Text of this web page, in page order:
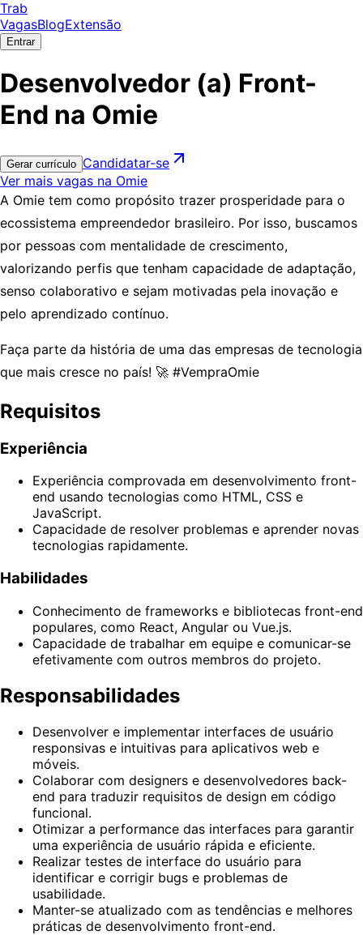
Trab
VagasBlogExtensão
Entrar
Desenvolvedor (a) Front-
End na Omie
Gerar currículo Candidatar-se
Ver mais vagas na Omie
A Omie tem como propósito trazer prosperidade para o
ecossistema empreendedor brasileiro. Por isso, buscamos
por pessoas com mentalidade de crescimento,
valorizando perfis que tenham capacidade de adaptação,
senso colaborativo e sejam motivadas pela inovação e
pelo aprendizado contínuo.
Faça parte da história de uma das empresas de tecnologia
que mais cresce no país! 🚀 #VempraOmie
Requisitos
Experiência
Experiência comprovada em desenvolvimento front-
end usando tecnologias como HTML, CSS e
JavaScript.
Capacidade de resolver problemas e aprender novas
tecnologias rapidamente.
Habilidades
Conhecimento de frameworks e bibliotecas front-end
populares, como React, Angular ou Vue.js.
Capacidade de trabalhar em equipe e comunicar-se
efetivamente com outros membros do projeto.
Responsabilidades
Desenvolver e implementar interfaces de usuário
responsivas e intuitivas para aplicativos web e
móveis.
Colaborar com designers e desenvolvedores back-
end para traduzir requisitos de design em código
funcional.
Otimizar a performance das interfaces para garantir
uma experiência de usuário rápida e eficiente.
Realizar testes de interface do usuário para
identificar e corrigir bugs e problemas de
usabilidade.
Manter-se atualizado com as tendências e melhores
práticas de desenvolvimento front-end.